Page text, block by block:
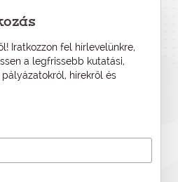
Iratkozzon fel hírlevelünkre,
a legfrissebb kutatási,
hírekről és